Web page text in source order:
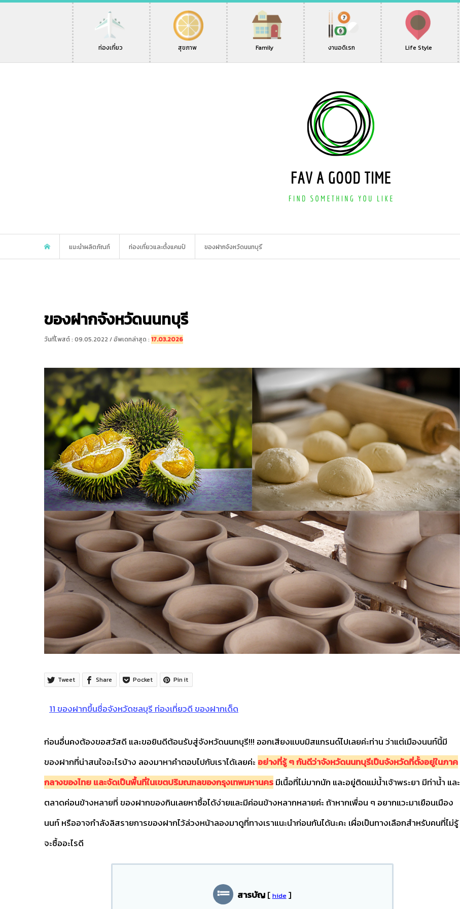
ท่องเที่ยว สุขภาพ Family งานอดิเรก Life Style
แนะนำผลิตภัณฑ์ ท่องเที่ยวและตั้งแคมป์ ของฝากจังหวัดนนทบุรี
ของฝากจังหวัดนนทบุรี
วันที่โพสต์ : 09.05.2022 / อัพเดทล่าสุด : 17.03.2026
Tweet Share Pocket Pin it
11 ของฝากขึ้นชื่อจังหวัดชลบุรี ท่องเที่ยวดี ของฝากเด็ด
ก่อนอื่นคงต้องขอสวัสดี และขอยินดีต้อนรับสู่จังหวัดนนทบุรี!!! ออกเสียงแบบมิสแกรนด์ไปเลยค่ะท่าน ว่าแต่เมืองนนท์นี้มี
ของฝากที่น่าสนใจอะไรบ้าง ลองมาหาคำตอบไปกับเราได้เลยค่ะ อย่างที่รู้ ๆ กันดีว่าจังหวัดนนทบุรีเป็นจังหวัดที่ตั้งอยู่ในภาค
กลางของไทย และจัดเป็นพื้นที่ในเขตปริมณฑลของกรุงเทพมหานครมีเนื้อที่ไม่มากนัก และอยู่ติดแม่น้ำเจ้าพระยา มีท่าน้ำ และ
ตลาดค่อนข้างหลายที่ ของฝากของกินเลยหาซื้อได้ง่ายและมีค่อนข้างหลากหลายค่ะ ถ้าหากเพื่อน ๆ อยากแวะมาเยือนเมือง
นนท์ หรืออาจกำลังลิสรายการของฝากไว้ล่วงหน้าลองมาดูที่ทางเราแนะนำก่อนกันได้นะคะ เผื่อเป็นทางเลือกสำหรับคนที่ไม่รู้
จะซื้ออะไรดี
สารบัญ [ hide ]